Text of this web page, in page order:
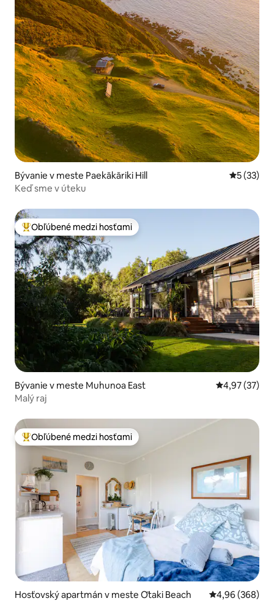
Bývanie v meste Paekākāriki Hill
5 (33)
Keď sme v úteku
Najobľúbenejšie medzi hosťami
Obľúbené medzi hosťami
Bývanie v meste Muhunoa East Priemerné
4,97 (37)
Malý raj
Najobľúbenejšie medzi hosťami
Obľúbené medzi hosťami
Hosťovský apartmán v meste Ōtaki Beach Priemerné
4,96 (368)